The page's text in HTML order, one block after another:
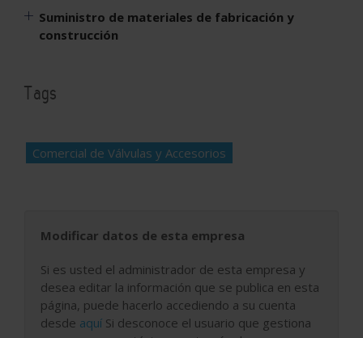
Suministro de materiales de fabricación y
construcción
Tags
Comercial de Válvulas y Accesorios
Modificar datos de esta empresa
Si es usted el administrador de esta empresa y
desea editar la información que se publica en esta
página, puede hacerlo accediendo a su cuenta
desde aquí Si desconoce el usuario que gestiona